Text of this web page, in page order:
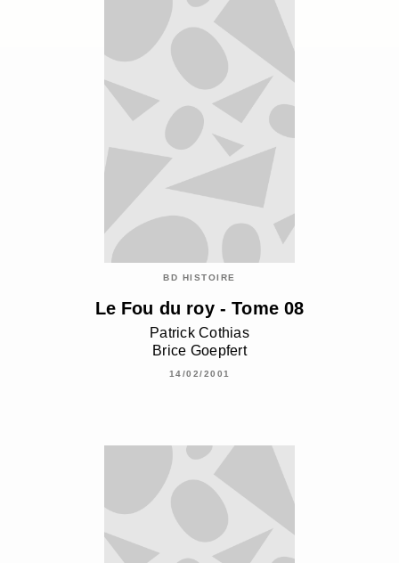
BD HISTOIRE
Le Fou du roy - Tome 08
Patrick Cothias
Brice Goepfert
14/02/2001